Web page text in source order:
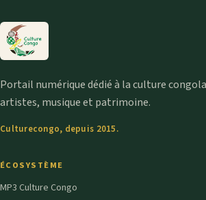
Portail numérique dédié à la culture
artistes, musique et patrimoine.
Culturecongo, depuis 2015.
ÉCOSYSTÈME
MP3 Culture Congo